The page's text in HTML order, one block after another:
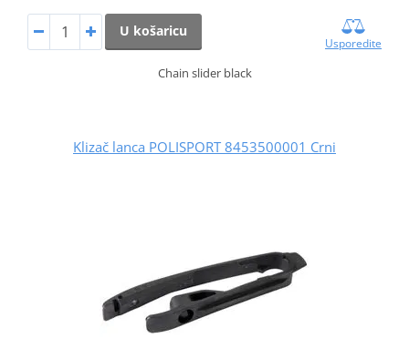
U košaricu
Usporedite
Chain slider black
Klizač lanca POLISPORT 8453500001 Crni